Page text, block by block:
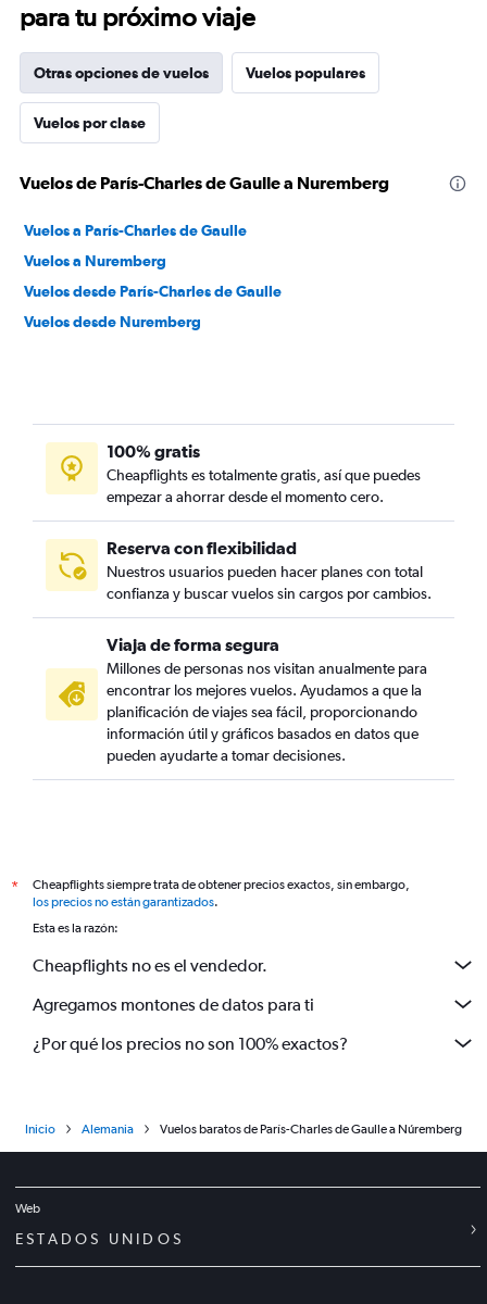
para tu próximo viaje
Otras opciones de vuelos Vuelos populares
Vuelos por clase
Vuelos de París-Charles de Gaulle a Nuremberg
Vuelos a París-Charles de Gaulle
Vuelos a Nuremberg
Vuelos desde París-Charles de Gaulle
Vuelos desde Nuremberg
100% gratis
Cheapflights es totalmente gratis, así que puedes
empezar a ahorrar desde el momento cero.
Reserva con flexibilidad
Nuestros usuarios pueden hacer planes con total
confianza y buscar vuelos sin cargos por cambios.
Viaja de forma segura
Millones de personas nos visitan anualmente para
encontrar los mejores vuelos. Ayudamos a que la
planificación de viajes sea fácil, proporcionando
información útil y gráficos basados en datos que
pueden ayudarte a tomar decisiones.
*
Cheapflights siempre trata de obtener precios exactos, sin embargo,
los precios no están garantizados.
Esta es la razón:
Cheapflights no es el vendedor.
Agregamos montones de datos para ti
¿Por qué los precios no son 100% exactos?
Inicio Alemania Vuelos baratos de París-Charles de Gaulle a Núremberg
Web
ESTADOS UNIDOS